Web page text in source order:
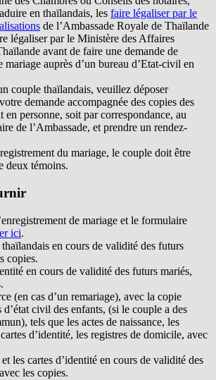
en thaïlandais, les faire légaliser par le
de l’Ambassade Royale de Thaïlande
légaliser par le Ministère des Affaires
avant de faire une demande de
mariage auprès d’un bureau d’Etat-civil en
couple thaïlandais, veuillez déposer
demande accompagnée des copies des
en personne, soit par correspondance, au
de l’Ambassade, et prendre un rendez-
du mariage, le couple doit être
deux témoins.
de mariage et le formulaire
ici.
thaïlandais en cours de validité des futurs
copies.
en cours de validité des futurs mariés,
(en cas d’un remariage), avec la copie
d’état civil des enfants, (si le couple a des
tels que les actes de naissance, les
d’identité, les registres de domicile, avec
les cartes d’identité en cours de validité des
les copies.